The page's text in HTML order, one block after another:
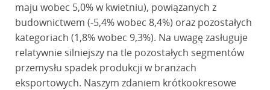
maju wobec 5,0% w kwietniu), powiązanych z
budownictwem (-5,4% wobec 8,4%) oraz pozostałych
kategoriach (1,8% wobec 9,3%). Na uwagę zasługuje
relatywnie silniejszy na tle pozostałych segmentów
przemysłu spadek produkcji w branżach
eksportowych. Naszym zdaniem krótkookresowe